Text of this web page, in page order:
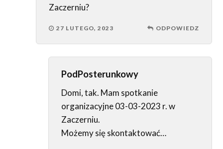
Zaczerniu?
27 LUTEGO, 2023 ODPOWIEDZ
PodPosterunkowy
Domi, tak. Mam spotkanie
organizacyjne 03-03-2023 r. w
Zaczerniu.
Możemy się skontaktować…